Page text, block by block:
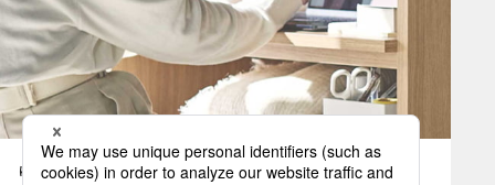
ゆるやかに仕切られたお気に入りのワークスペー